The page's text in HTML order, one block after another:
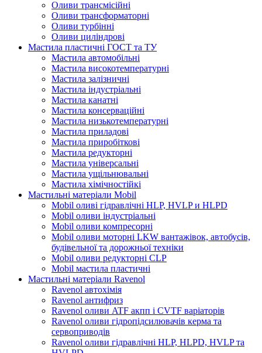
Оливи трансмісійні
Оливи трансформаторні
Оливи турбінні
Оливи циліндрові
Мастила пластичні ГОСТ та ТУ
Мастила автомобільні
Мастила високотемпературні
Мастила залізничні
Мастила індустріальні
Мастила канатні
Мастила консерваційні
Мастила низькотемпературні
Мастила приладові
Мастила приробіткові
Мастила редукторні
Мастила універсальні
Мастила ущільнювальні
Мастила хімічностійкі
Мастильні матеріали Mobil
Mobil оливі гідравлічні HLP, HVLP и HLPD
Mobil оливи індустріальні
Mobil оливи компресорні
Mobil оливи моторні LKW вантажівок, автобусів,
будівельної та дорожньої техніки
Mobil оливи редукторні CLP
Mobil мастила пластичні
Мастильні матеріали Ravenol
Ravenol автохімія
Ravenol антифриз
Ravenol оливи ATF акпп і CVTF варіаторів
Ravenol оливи гідропідсилювачів керма та
сервоприводів
Ravenol оливи гідравлічні HLP, HLPD, HVLP та